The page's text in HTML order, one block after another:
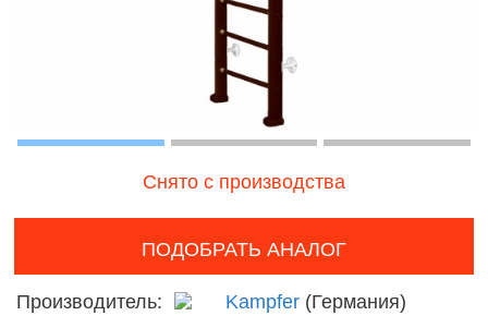
Змеи,
девочек
Фермерские
заботы
Снято с производства
ПОДОБРАТЬ АНАЛОГ
Производитель: Kampfer (Германия)